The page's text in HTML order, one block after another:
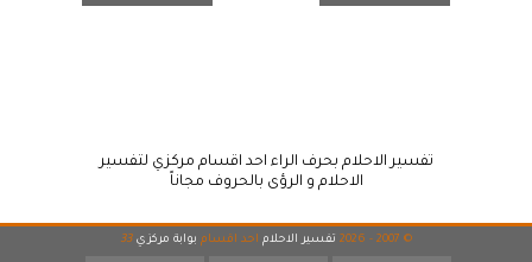
تفسير الاحلام بحرف الراء احد اقسام مركزي لتفسير
الاحلام و الرؤى بالحروف مجاناً
© 2007 - 2026 تفسير الاحلام احد اقسام بوابة مركزي 33